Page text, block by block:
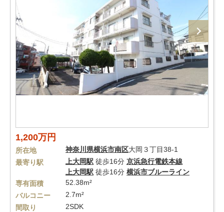
1,200万円
所在地 神奈川県横浜市南区大岡３丁目38-1
最寄り駅
上大岡駅 徒歩16分 京浜急行電鉄本線
上大岡駅 徒歩16分 横浜市ブルーライン
専有面積
52.38m²
バルコニー
2.7m²
間取り
2SDK